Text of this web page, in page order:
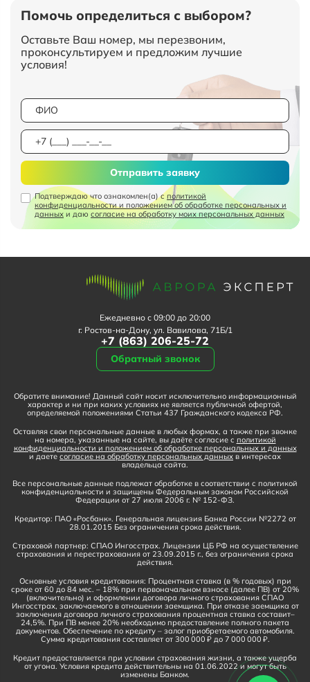
Помочь определиться с выбором?
Оставьте Ваш номер, мы перезвоним,
проконсультируем и предложим лучшие
условия!
Подтверждаю что ознакомлен(а) сполитикой
конфиденциальности и положением об обработке персональных и
данных и даю согласие на обработку моих персональных данных
Отправить заявку
Ежедневно с 09:00 до 20:00
г. Ростов-на-Дону, ул. Вавилова, 71Б/1
+7 (863) 206-25-72
Обратный звонок
Обратите внимание! Данный сайт носит исключительно информационный
характер и ни при каких условиях не является публичной офертой,
определяемой положениями Статьи 437 Гражданского кодекса РФ.
Оставляя свои персональные данные в любых формах, а также при звонке
на номера, указанные на сайте, вы даёте согласие с политикой
конфиденциальности и положением об обработке персональных и данных
и даете согласие на обработку персональных данных в интересах
владельца сайта.
Все персональные данные подлежат обработке в соответствии с политикой
конфиденциальности и защищены Федеральным законом Российской
Федерации от 27 июля 2006 г. № 152-ФЗ.
Кредитор: ПАО «Росбанк». Генеральная лицензия Банка России №2272 от
28.01.2015 Без ограничения срока действия.
Страховой партнер: СПАО Ингосстрах. Лицензии ЦБ РФ на осуществление
страхования и перестрахования от 23.09.2015 г., без ограничения срока
действия.
Основные условия кредитования: Процентная ставка (в % годовых) при
сроке от 60 до 84 мес. – 18% при первоначальном взносе (далее ПВ) от 20%
(включительно) и оформлении договора личного страхования СПАО
Ингосстрах, заключаемого в отношении заемщика. При отказе заемщика от
заключения договора личного страхования процентная ставка составит–
24,5%. При ПВ менее 20% необходимо предоставление полного пакета
документов. Обеспечение по кредиту – залог приобретаемого автомобиля.
Сумма кредитования составляет от 300 000 ₽ до 7 000 000 ₽.
Кредит предоставляется при условии страхования жизни, а также ущерба
от угона. Условия кредита действительны на 01.06.2022 и могут быть
изменены Банком.